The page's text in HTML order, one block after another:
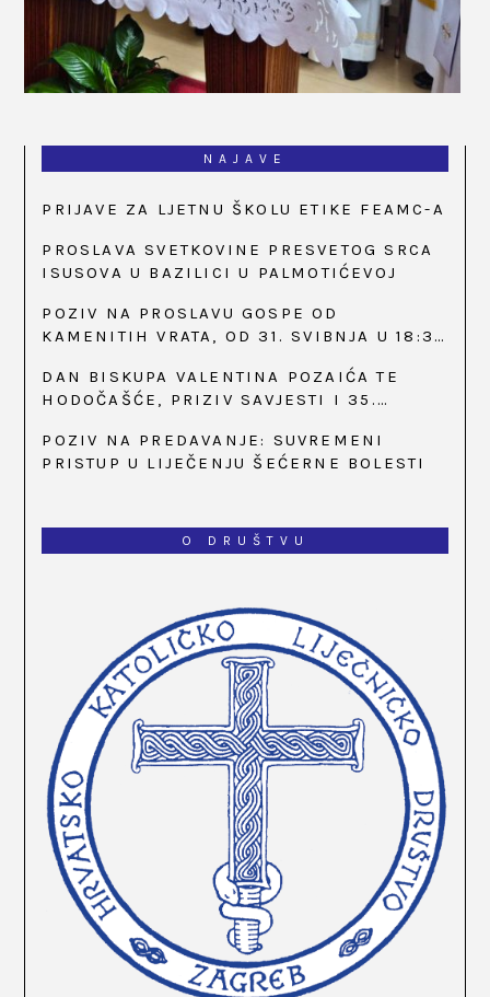
NAJAVE
PRIJAVE ZA LJETNU ŠKOLU ETIKE FEAMC-A
PROSLAVA SVETKOVINE PRESVETOG SRCA
ISUSOVA U BAZILICI U PALMOTIĆEVOJ
POZIV NA PROSLAVU GOSPE OD
KAMENITIH VRATA, OD 31. SVIBNJA U 18:30
DAN BISKUPA VALENTINA POZAIĆA TE
HODOČAŠĆE, PRIZIV SAVJESTI I 35.
BISTRICI, OD 15. DO 17. SVIBNJA
POZIV NA PREDAVANJE: SUVREMENI
PRISTUP U LIJEČENJU ŠEĆERNE BOLESTI
O DRUŠTVU